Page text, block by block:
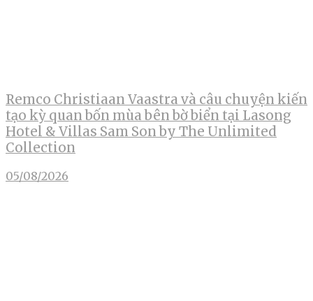
Remco Christiaan Vaastra và câu chuyện kiến
tạo kỳ quan bốn mùa bên bờ biển tại Lasong
Hotel & Villas Sam Son by The Unlimited
Collection
05/08/2026